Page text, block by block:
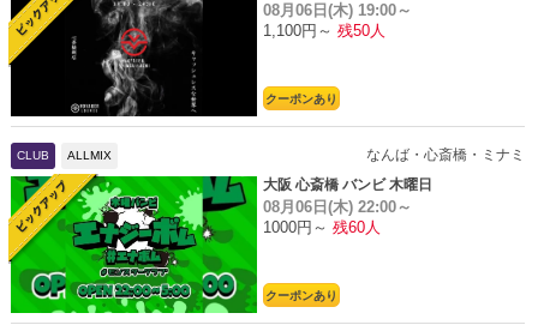
08月06日(木) 19:00～
1,100円～ 残50人
クーポンあり
CLUB ALLMIX
なんば・心斎橋・ミナミ
大阪 心斎橋 バンビ 木曜日
08月06日(木) 22:00～
1000円～ 残60人
クーポンあり